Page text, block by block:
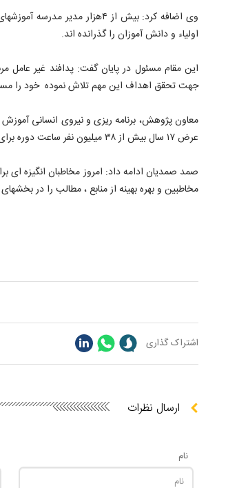
وی اضافه کرد: بیش از ۴هزار
اولیاء و دانش آموزان را گذرانده اند.
این مقام مسئول در پایان گفت: پدافند غیر
جهت تحقق اهداف این مهم تلاش نموده خود را
عرض ۱۷ سال بیش از ۳۸ میلیون نفر ساعت دوره برای کارکنان انجام پذیرفته است.
صمد صمدیان ادامه داد: امروز مخاطبان انگیزه
مخاطبین و بهره بهینه از منابع ، مطالب را در بخشهای
اشتراک گذاری
ارسال نظرات
نام